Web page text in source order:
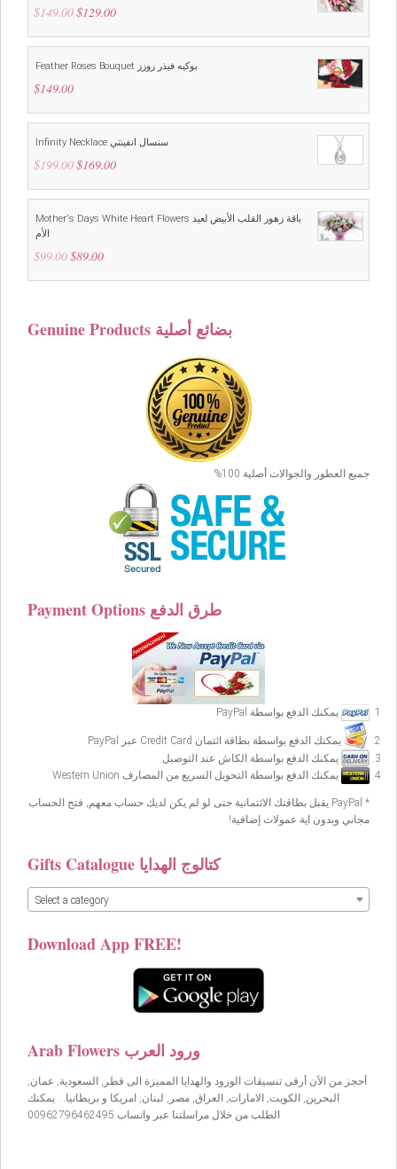
$149.00 Original
was:
$129.00Current
is:
Feather Roses Bouquet بوكيه فيذر روزز
$149.00
Infinity Necklace سنسال انفينتي
$199.00 Original
was:
$169.00Current
is:
Mother's Days White Heart Flowers باقة زهور القلب الأبيض لعيد
الأم
$99.00 Original
was:
$89.00Current
is:
Genuine Products بضائع أصلية
جميع العطور والجوالات أصلية 100%
Payment Options طرق الدفع
يمكنك الدفع بواسطة PayPal
يمكنك الدفع بواسطة بطاقة ائتمان Credit Card عبر PayPal
يمكنك الدفع بواسطة الكاش عند التوصيل
يمكنك الدفع بواسطة التحويل السريع من المصارف Western Union
* PayPal يقبل بطاقتك الائتمانية حتى لو لم يكن لديك حساب معهم, فتح الحساب
مجاني وبدون اية عمولات إضافية!
Gifts Catalogue كتالوج الهدايا
Select a category
Download App FREE!
Arab Flowers ورود العرب
أحجز من الآن أرقى تنسيقات الورود والهدايا المميزة الى قطر, السعودية, عمان,
البحرين, الكويت, الامارات, العراق, مصر, لبنان, امريكا و بريطانيا… يمكنك
الطلب من خلال مراسلتنا عبر واتساب 00962796462495